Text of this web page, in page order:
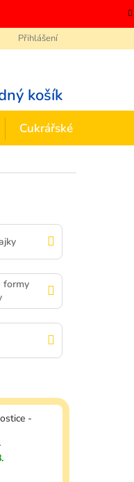
souborů cookies
Přihlášení
košík
Cukrářské potřeby
formy
-